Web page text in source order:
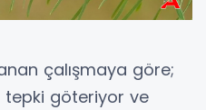
çalışmaya göre;
tepki göteriyor ve